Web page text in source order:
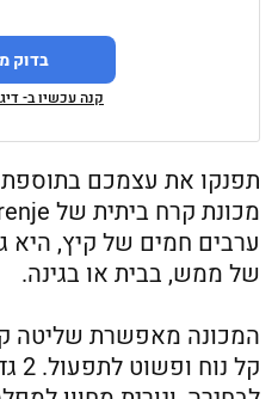
בדוק
קנה עכשיו ב-
תפנקו את עצמכם
ערבים חמים של קיץ, היא
של ממש, בבית או בגינה.